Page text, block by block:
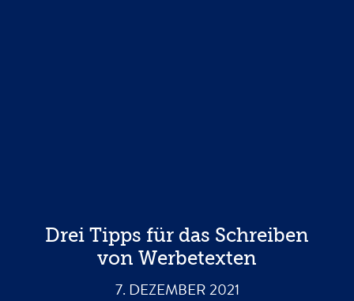
Drei Tipps für das Schreiben
von Werbetexten
7. DEZEMBER 2021